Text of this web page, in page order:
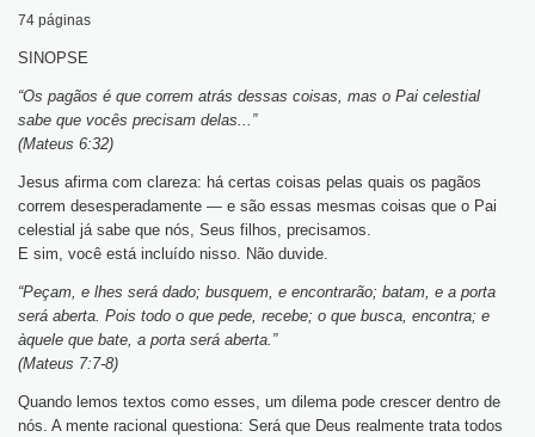
74 páginas
SINOPSE
“Os pagãos é que correm atrás dessas coisas, mas o Pai celestial
sabe que vocês precisam delas...”
(Mateus 6:32)
Jesus afirma com clareza: há certas coisas pelas quais os pagãos
correm desesperadamente — e são essas mesmas coisas que o Pai
celestial já sabe que nós, Seus filhos, precisamos.
E sim, você está incluído nisso. Não duvide.
“Peçam, e lhes será dado; busquem, e encontrarão; batam, e a porta
será aberta. Pois todo o que pede, recebe; o que busca, encontra; e
àquele que bate, a porta será aberta.”
(Mateus 7:7-8)
Quando lemos textos como esses, um dilema pode crescer dentro de
nós. A mente racional questiona: Será que Deus realmente trata todos